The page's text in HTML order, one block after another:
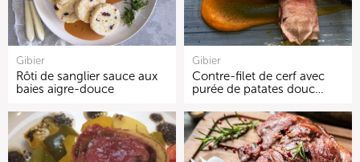
Gibier
Rôti de sanglier sauce aux
baies aigre-douce
Gibier
Contre-filet de cerf avec
purée de patates douc…